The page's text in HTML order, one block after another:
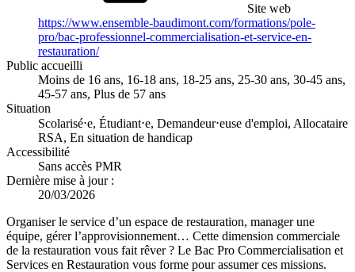
Site web
https://www.ensemble-baudimont.com/formations/pole-
pro/bac-professionnel-commercialisation-et-service-en-
restauration/
Public accueilli
Moins de 16 ans, 16-18 ans, 18-25 ans, 25-30 ans, 30-45 ans,
45-57 ans, Plus de 57 ans
Situation
Scolarisé⋅e, Étudiant⋅e, Demandeur⋅euse d'emploi, Allocataire
RSA, En situation de handicap
Accessibilité
Sans accès PMR
Dernière mise à jour :
20/03/2026
Organiser le service d’un espace de restauration, manager une
équipe, gérer l’approvisionnement… Cette dimension commerciale
de la restauration vous fait rêver ? Le Bac Pro Commercialisation et
Services en Restauration vous forme pour assumer ces missions.